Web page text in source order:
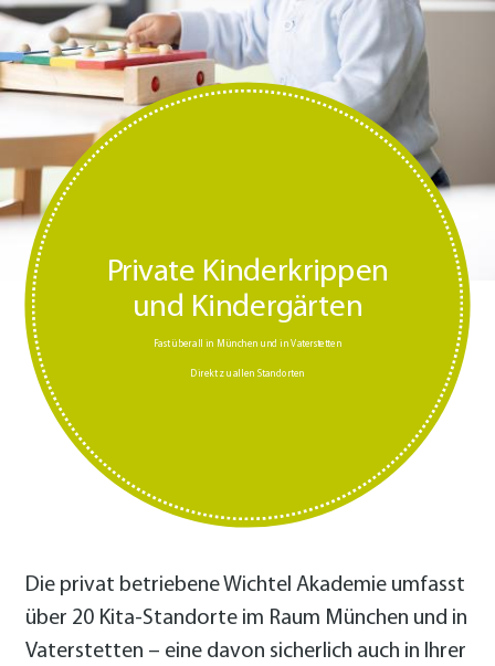
Private Kinderkrippen
und Kindergärten
Fast überall in München und in Vaterstetten
Direkt zu allen Standorten
Die privat betriebene Wichtel Akademie umfasst
über 20 Kita-Standorte im Raum München und in
Vaterstetten – eine davon sicherlich auch in Ihrer